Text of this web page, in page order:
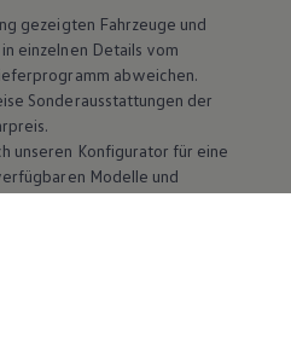
gezeigten Fahrzeuge und
einzelnen Details vom
abweichen.
Sonderausstattungen der
unseren Konfigurator für eine
Modelle und